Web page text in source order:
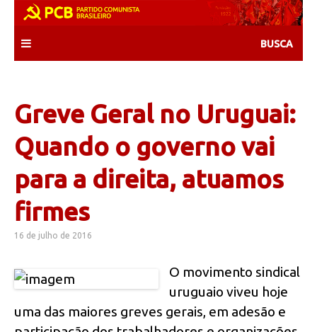
content
Greve Geral no Uruguai:
Quando o governo vai
para a direita, atuamos
firmes
16 de julho de 2016
O movimento sindical
uruguaio viveu hoje
uma das maiores greves gerais, em adesão e